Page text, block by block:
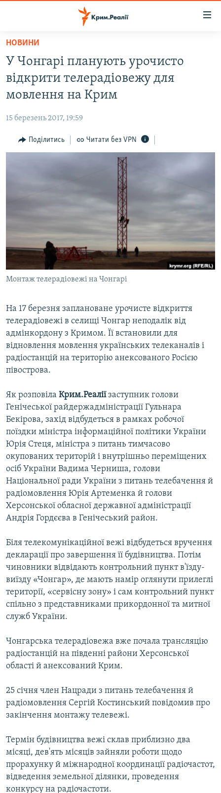
Перейти
основного
матеріалу
Перейти
до
основної
навігації
Перейти
до
ВОДА.КРИМ
ВІДЕО ТА ФОТО
БЛОГИ
ПОГЛЯД
СВІДЧЕННЯ ОКУПАЦІЇ
УКРАЇНСЬКА ПРОБЛЕМА КРИМУ
ІНФОГРАФІКА
Русский
Qırımtatar
ДОЛУЧАЙСЯ!
Усі сайти RFE/RL
НОВИНИ
У Чонгарі планують урочисто
відкрити телерадіовежу для
мовлення на Крим
15 березень 2017, 19:59
Поділитись Читати без VPN
Монтаж телерадіовежі на Чонгарі
На 17 березня заплановане урочисте відкриття
телерадіовежі в селищі Чонгар неподалік від
адмінкордону з Кримом. Її встановили для
відновлення мовлення українських телеканалів і
радіостанцій на територію анексованого Росією
півострова.
Як розповіла Крим.Реаліїзаступник голови
Генічеської райдержадміністрації Гульнара
Бекірова, захід відбудеться в рамках робочої
поїздки міністра інформаційної політики України
Юрія Стеця, міністра з питань тимчасово
окупованих територій і внутрішньо переміщених
осіб України Вадима Черниша, голови
Національної ради України з питань телебачення й
радіомовлення Юрія Артеменка й голови
Херсонської обласної державної адміністрації
Андрія Гордєєва в Генічеський район.
Біля телекомунікаційної вежі відбудеться вручення
декларації про завершення її будівництва. Потім
чиновники відвідають контрольний пункт в'їзду-
виїзду «Чонгар», де мають намір оглянути прилеглі
території, «сервісну зону» і сам контрольний пункт
спільно з представниками прикордонної та митної
служб України.
Чонгарська телерадіовежа вже почала трансляцію
радіостанцій на південні райони Херсонської
області й анексований Крим.
25 січня член Нацради з питань телебачення й
радіомовлення Сергій Костинський повідомив про
закінчення монтажу телевежі.
Термін будівництва вежі склав приблизно два
місяці, дев'ять місяців зайняли роботи щодо
прорахунку й міжнародної координації радіочастот,
відведення земельної ділянки, проведення
конкурсу на радіочастоти.